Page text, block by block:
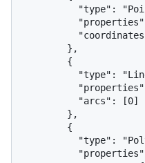
"type":
        },
        {
"type":
          "arcs": [0]
        },
        {
"type":